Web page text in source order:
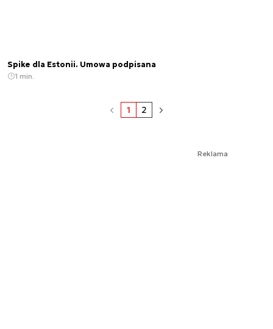
Spike dla Estonii. Umowa podpisana
1 min.
1 2
Reklama